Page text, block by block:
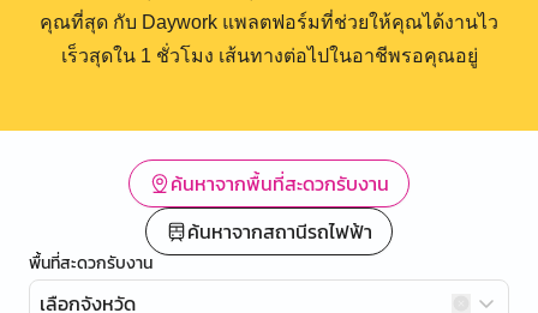
คุณที่สุด กับ Daywork แพลตฟอร์มที่ช่วยให้คุณได้งานไว
เร็วสุดใน 1 ชั่วโมง เส้นทางต่อไปในอาชีพรอคุณอยู่
ค้นหาจากพื้นที่สะดวกรับงาน
ค้นหาจากสถานีรถไฟฟ้า
พื้นที่สะดวกรับงาน
เลือกจังหวัด